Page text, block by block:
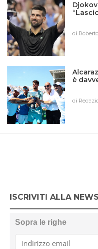
di
è
di
ISCRIVITI ALLA
Sopra le righe